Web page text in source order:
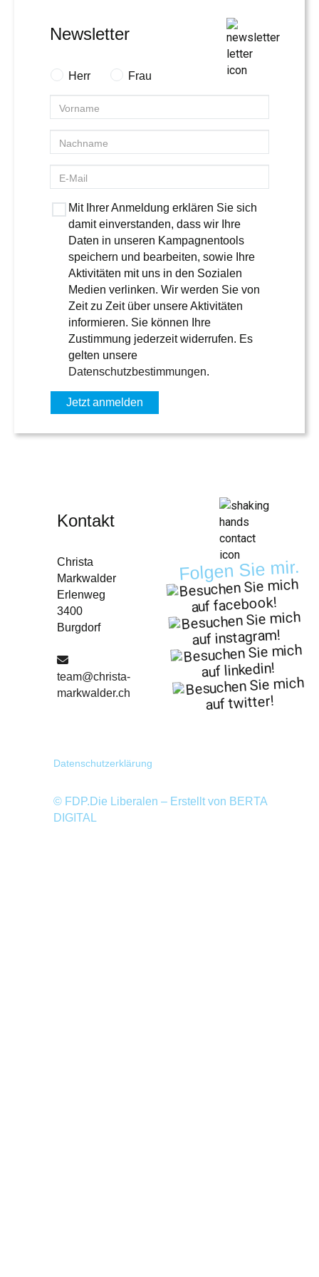
Newsletter
Herr Frau
Mit Ihrer Anmeldung erklären Sie sich
damit einverstanden, dass wir Ihre
Daten in unseren Kampagnentools
speichern und bearbeiten, sowie Ihre
Aktivitäten mit uns in den Sozialen
Medien verlinken. Wir werden Sie von
Zeit zu Zeit über unsere Aktivitäten
informieren. Sie können Ihre
Zustimmung jederzeit widerrufen. Es
gelten unsere
Datenschutzbestimmungen.
Kontakt
Christa
Markwalder
Erlenweg
3400
Burgdorf
team@christa-
markwalder.ch
Folgen Sie mir.
Datenschutzerklärung
© FDP.Die Liberalen – Erstellt von BERTA
DIGITAL